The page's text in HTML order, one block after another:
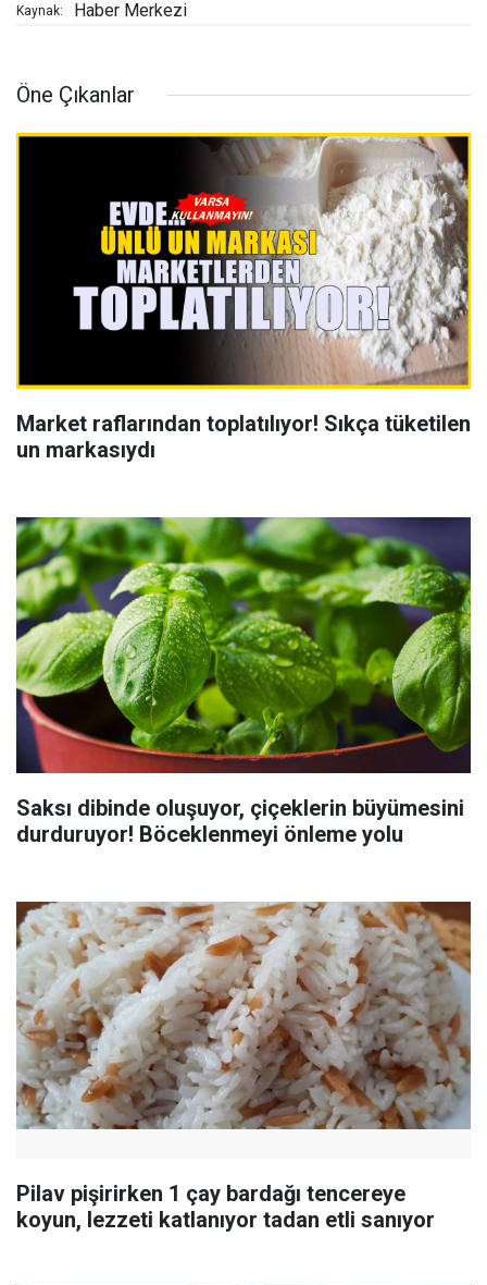
Kaynak: Haber Merkezi
Öne Çıkanlar
Market raflarından toplatılıyor! Sıkça tüketilen
un markasıydı
Saksı dibinde oluşuyor, çiçeklerin büyümesini
durduruyor! Böceklenmeyi önleme yolu
Pilav pişirirken 1 çay bardağı tencereye
koyun, lezzeti katlanıyor tadan etli sanıyor